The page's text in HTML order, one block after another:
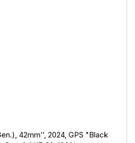
42mm’’, 2024, GPS "Black